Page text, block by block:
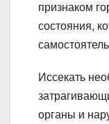
признаком
состояния,
Иссекать
органы и